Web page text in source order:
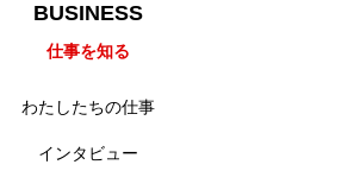
BUSINESS
仕事を知る
わたしたちの仕事
インタビュー